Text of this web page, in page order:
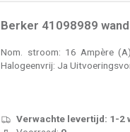
Berker 41098989
Nom. stroom: 16 Ampère
Halogeenvrij: Ja
Verwachte levertijd: 1-2